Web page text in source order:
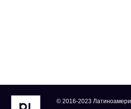
© 2016-2023